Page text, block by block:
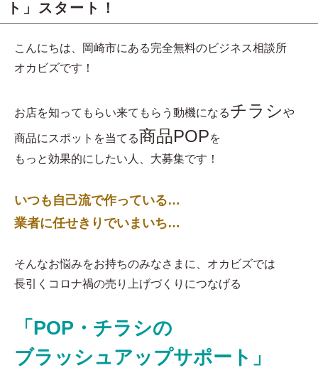
ト」スタート！
こんにちは、岡崎市にある完全無料のビジネス相談所
オカビズです！
お店を知ってもらい来てもらう動機になるチラシや
商品にスポットを当てる商品POPを
もっと効果的にしたい人、大募集です！
いつも自己流で作っている…
業者に任せきりでいまいち…
そんなお悩みをお持ちのみなさまに、オカビズでは
長引くコロナ禍の売り上げづくりにつなげる
「POP・チラシの
ブラッシュアップサポート」